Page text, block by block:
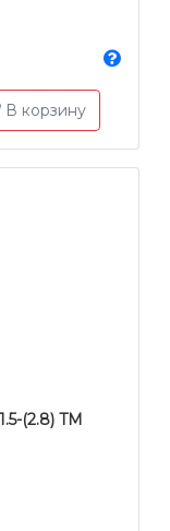
В корзину
(2.8) TM